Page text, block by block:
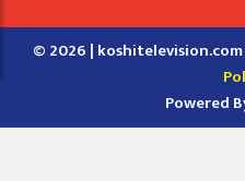
© 2026 |
Powered